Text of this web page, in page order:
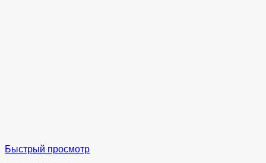
Быстрый просмотр